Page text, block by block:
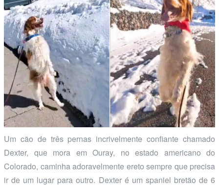
Um cão de três pernas incrivelmente confiante chamado
Dexter, que mora em Ouray, no estado americano do
Colorado, caminha adoravelmente ereto sempre que precisa
ir de um lugar para outro. Dexter é um spaniel bretão de 6